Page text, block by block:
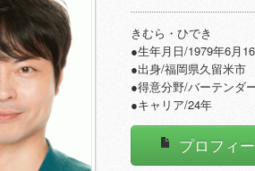
きむら・ひでき
●生年月日/1979年6月
●出身/福岡県久留米市
●得意分野/バーテンダ
●キャリア/24年
プロフィ